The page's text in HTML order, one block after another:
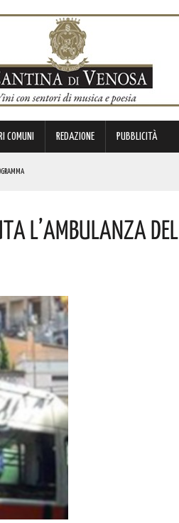
COMUNI REDAZIONE PUBBLICITÀ
DI PORTA POSTERGOLA! I DETTAGLI
L’ambulanza Del